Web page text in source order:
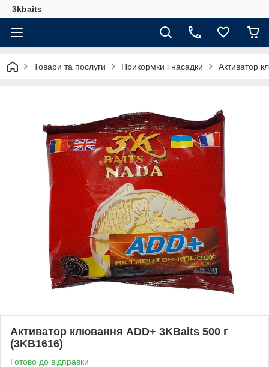
3kbaits
Товари та послуги Прикормки і насадки Активатор
Активатор клювання ADD+ 3KBaits 500 г
(3KB1616)
Готово до відправки